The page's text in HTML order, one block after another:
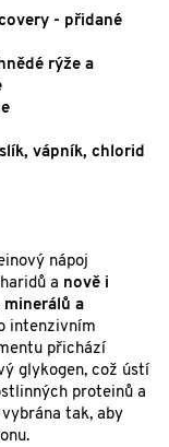
- přidané
rýže a
vápník, chlorid
nápoj
a nově i
a
intenzivním
přichází
glykogen, což ústí
proteinů a
tak, aby